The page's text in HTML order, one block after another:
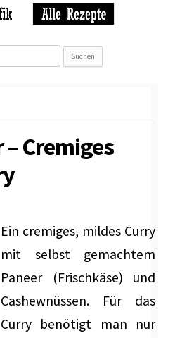
– Cremiges
Ein cremiges, mildes Curry
mit selbst gemachtem
Paneer (Frischkäse) und
Cashewnüssen. Für das
Curry benötigt man nur